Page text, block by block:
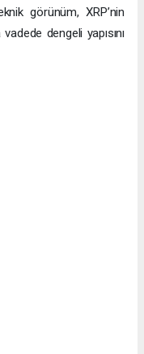
görünüm, XRP’nin
dengeli yapısını